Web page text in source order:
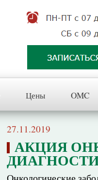
Цены OMC
27.11.2019
АКЦИЯ